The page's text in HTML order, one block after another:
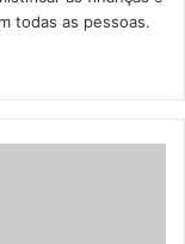
todas as pessoas.